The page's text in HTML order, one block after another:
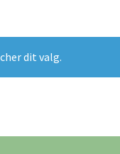
dit valg.